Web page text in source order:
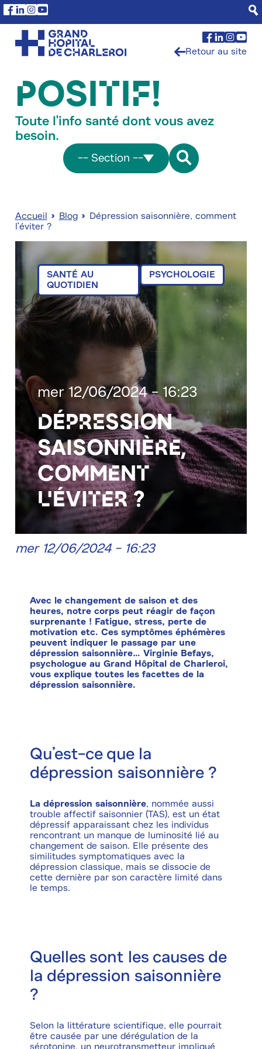
Aller
au
contenu
principal
Facebook
Linkedin
Instagram
Youtube
Facebook
Linkedin
Retour au site
POSITIF!
Toute l'info santé dont vous avez
besoin.
-- Section --
Fil
d'Ariane
Accueil Blog
Dépression saisonnière, comment
l'éviter ?
SANTÉ AU
QUOTIDIEN
PSYCHOLOGIE
mer 12/06/2024 - 16:23
Dépression
saisonnière,
comment
l'éviter ?
mer 12/06/2024 - 16:23
Avec le changement de saison et des
heures, notre corps peut réagir de façon
surprenante ! Fatigue, stress, perte de
motivation etc. Ces symptômes éphémères
peuvent indiquer le passage par une
dépression saisonnière… Virginie Befays,
psychologue au Grand Hôpital de Charleroi,
vous explique toutes les facettes de la
dépression saisonnière.
Qu’est-ce que la
dépression saisonnière ?
La dépression saisonnière, nommée aussi
trouble affectif saisonnier (TAS), est un état
dépressif apparaissant chez les individus
rencontrant un manque de luminosité lié au
changement de saison. Elle présente des
similitudes symptomatiques avec la
dépression classique, mais se dissocie de
cette dernière par son caractère limité dans
le temps.
Quelles sont les causes de
la dépression saisonnière
?
Selon la littérature scientifique, elle pourrait
être causée par une dérégulation de la
Panneau de gestion des cookies